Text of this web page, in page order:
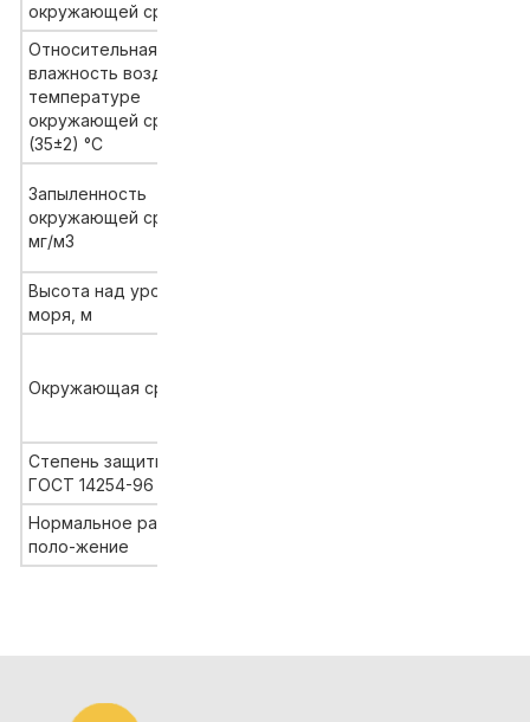
окружающей среды
Относительная
влажность воздуха при
температуре
окружающей среды
(35±2) °С
Запыленность
окружающей среды,
мг/м3
Высота над уровнем
моря, м
Окружающая среда
Степень защиты по
ГОСТ 14254-96
Нормальное рабочее
поло-жение